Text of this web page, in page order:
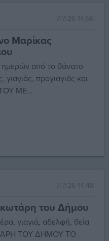
7/7/26 14:56
Μαρίκας
από το θάνατο
προγιαγιάς και
ΜΕ...
7/7/26 14:48
του Δήμου
γιαγιά, αδελφή, θεία
ΤΟΥ ΔΗΜΟΥ ΤΟ